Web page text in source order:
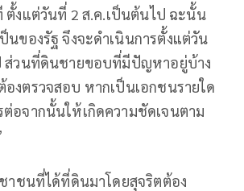
ตั้ง​แต่วันที่ 2 ส.ค.เป็นต้นไป​ ฉะนั้น
นของรัฐ​ จึงจะดำเนินการตั้งแต่วัน
ส่วนที่ดินชายขอบที่มีปัญหาอยู่บ้าง
งตรวจสอบ หากเป็นเอกชนรายใด
ต่อจากนั้นให้เกิดความชัดเจนตาม
าชนที่ได้ที่ดินมาโดยสุจริตต้อง